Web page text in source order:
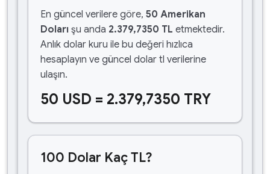
En güncel verilere göre, 50 Amerikan
Doları şu anda 2.379,7350 TL etmektedir.
Anlık dolar kuru ile bu değeri hızlıca
hesaplayın ve güncel dolar tl verilerine
ulaşın.
50 USD = 2.379,7350 TRY
100 Dolar Kaç TL?